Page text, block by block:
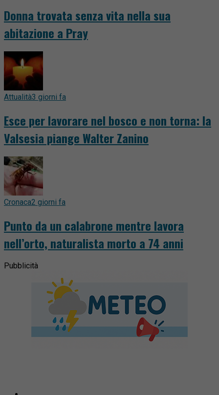
Donna trovata senza vita nella sua
abitazione a Pray
Attualità3 giorni fa
Esce per lavorare nel bosco e non torna: la
Valsesia piange Walter Zanino
Cronaca2 giorni fa
Punto da un calabrone mentre lavora
nell’orto, naturalista morto a 74 anni
Pubblicità